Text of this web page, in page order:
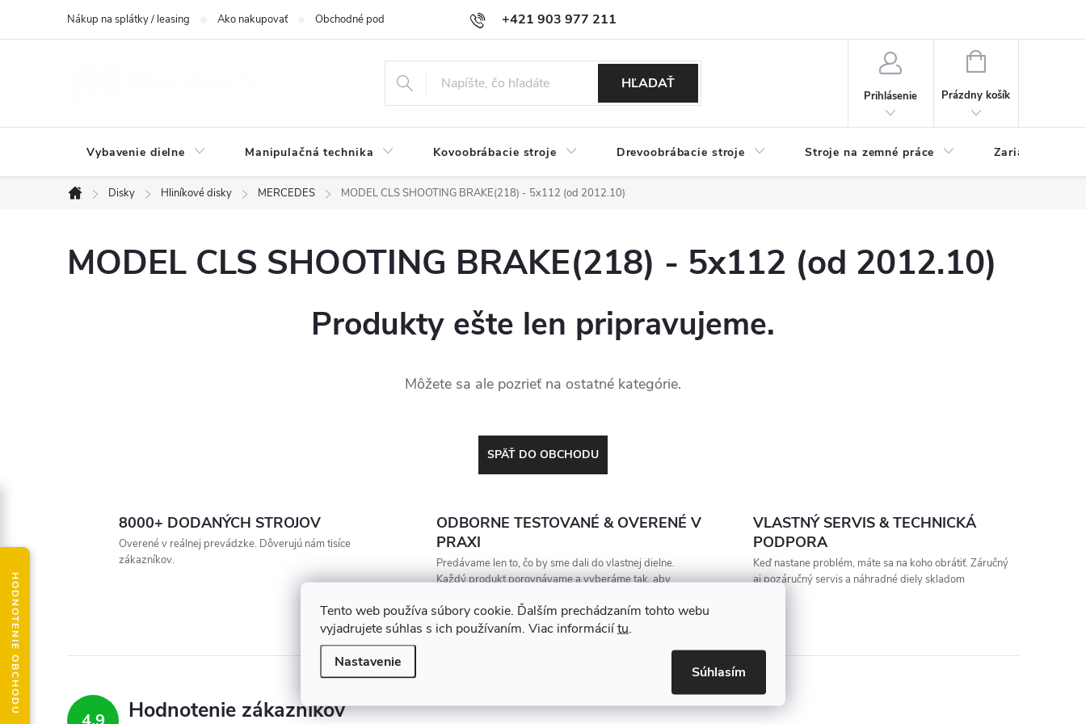
Tento web používa súbory cookie. Ďalším prechádzaním tohto webu
vyjadrujete súhlas s ich používaním. Viac informáciítu.
Nastavenie
Súhlasím
+421 903 977 211
Nákup na splátky / leasing Ako nakupovať Obchodné podmienky Podmienky ochrany osobných údajov
HĽADAŤ
Prihlásenie
NÁKUPNÝ
Prázdny košík
Vybavenie dielne Manipulačná technika Kovoobrábacie stroje Drevoobrábacie stroje Stroje na zemné práce Zariadenia na
Domov
Disky Hliníkové disky MERCEDES MODEL CLS SHOOTING BRAKE(218) - 5x112 (od 2012.10)
MODEL CLS SHOOTING BRAKE(218) - 5x112 (od 2012.10)
Produkty ešte len pripravujeme.
Môžete sa ale pozrieť na ostatné kategórie.
SPÄŤ DO OBCHODU
8000+ DODANÝCH STROJOV
Overené v reálnej prevádzke. Dôverujú nám tisíce
zákazníkov.
ODBORNE TESTOVANÉ & OVERENÉ V
PRAXI
Predávame len to, čo by sme dali do vlastnej dielne.
Každý produkt porovnávame a vyberáme tak, aby
VLASTNÝ SERVIS & TECHNICKÁ
PODPORA
Keď nastane problém, máte sa na koho obrátiť. Záručný
aj pozáručný servis a náhradné diely skladom
Hodnotenie zákazníkov
HODNOTENIE OBCHODU